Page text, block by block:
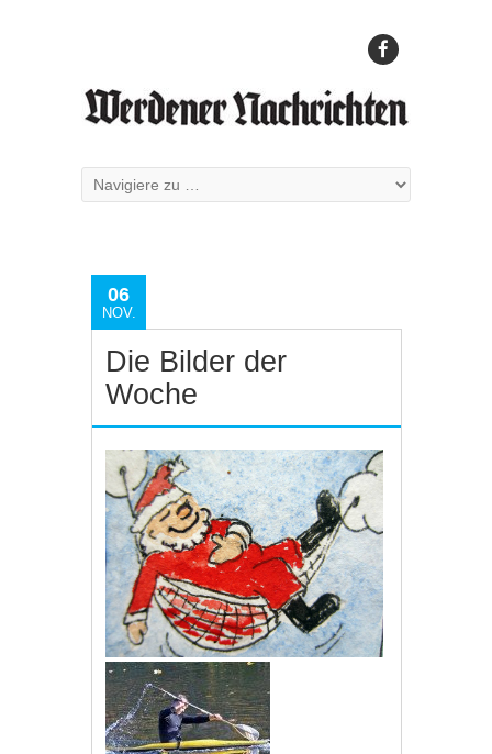
06
NOV.
Die Bilder der
Woche